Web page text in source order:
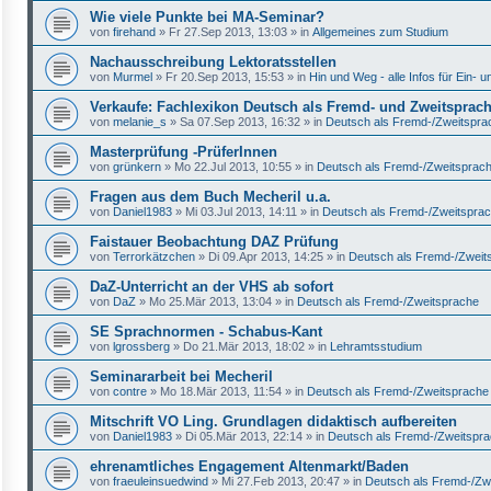
Wie viele Punkte bei MA-Seminar?
von firehand » Fr 27.Sep 2013, 13:03 » in Allgemeines zum Studium
Nachausschreibung Lektoratsstellen
von Murmel » Fr 20.Sep 2013, 15:53 » in Hin und Weg - alle Infos für Ein-
Verkaufe: Fachlexikon Deutsch als Fremd- und
von melanie_s » Sa 07.Sep 2013, 16:32 » in Deutsch als Fremd-/
Masterprüfung -PrüferInnen
von grünkern » Mo 22.Jul 2013, 10:55 » in Deutsch als Fremd-/
Fragen aus dem Buch Mecheril u.a.
von Daniel1983 » Mi 03.Jul 2013, 14:11 » in Deutsch als Fremd-/
Faistauer Beobachtung DAZ Prüfung
von Terrorkätzchen » Di 09.Apr 2013, 14:25 » in Deutsch als Fremd-/
DaZ-Unterricht an der VHS ab sofort
von DaZ » Mo 25.Mär 2013, 13:04 » in Deutsch als Fremd-/Zweitsprache
SE Sprachnormen - Schabus-Kant
von lgrossberg » Do 21.Mär 2013, 18:02 » in Lehramtsstudium
Seminararbeit bei Mecheril
von contre » Mo 18.Mär 2013, 11:54 » in Deutsch als Fremd-/Zweitsprache
Mitschrift VO Ling. Grundlagen didaktisch aufbereiten
von Daniel1983 » Di 05.Mär 2013, 22:14 » in Deutsch als Fremd-/
ehrenamtliches Engagement Altenmarkt/Baden
von fraeuleinsuedwind » Mi 27.Feb 2013, 20:47 » in Deutsch als Fremd-/